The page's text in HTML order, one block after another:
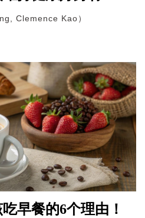
Clemence Kao）
早餐的6个理由！